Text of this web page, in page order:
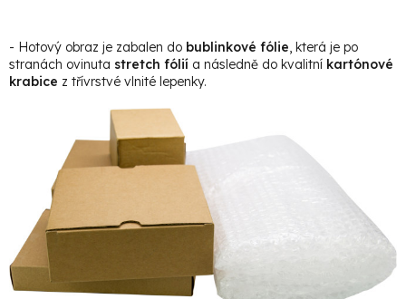
- Hotový obraz je zabalen do bublinkové fólie, která je po
stranách ovinuta stretch fólií a následně do kvalitní kartónové
krabice z třívrstvé vlnité lepenky.